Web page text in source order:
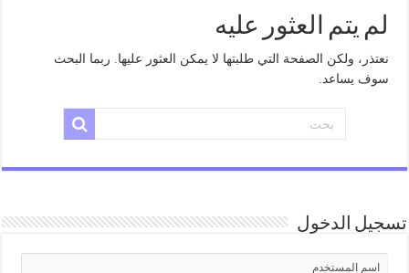
لم يتم العثور عليه
نعتذر، ولكن الصفحة التي طلبتها لا يمكن العثور عليها. ربما البحث
سوف يساعد.
تسجيل الدخول